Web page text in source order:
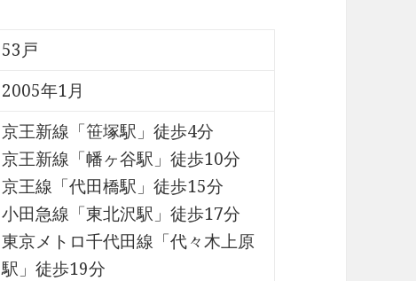
53戸
2005年1月
京王新線「笹塚駅」徒歩4分
京王新線「幡ヶ谷駅」徒歩10分
京王線「代田橋駅」徒歩15分
小田急線「東北沢駅」徒歩17分
東京メトロ千代田線「代々木上原
駅」徒歩19分